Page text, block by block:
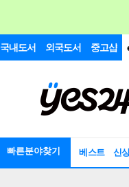
국내도서 외국도서 중고샵
빠른분야찾기 베스트 신